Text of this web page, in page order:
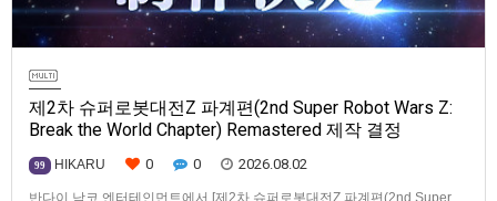
제2차 슈퍼로봇대전Z 파계편(2nd Super Robot Wars Z:
Break the World Chapter) Remastered 제작 결정
99 HIKARU 0 0 2026.08.02
반다이 남코 엔터테인먼트에서 [제2차 슈퍼로봇대전Z 파계편(2nd Super